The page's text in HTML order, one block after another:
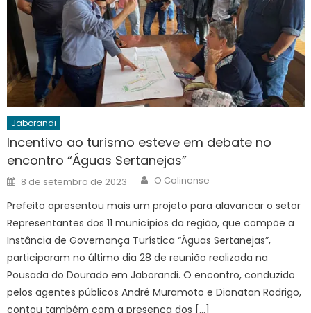
Jaborandi
Incentivo ao turismo esteve em debate no
encontro “Águas Sertanejas”
Posted
on
8 de setembro de 2023 Author
O Colinense
Prefeito apresentou mais um projeto para alavancar o setor
Representantes dos 11 municípios da região, que compõe a
Instância de Governança Turística “Águas Sertanejas”,
participaram no último dia 28 de reunião realizada na
Pousada do Dourado em Jaborandi. O encontro, conduzido
pelos agentes públicos André Muramoto e Dionatan Rodrigo,
contou também com a presença dos […]